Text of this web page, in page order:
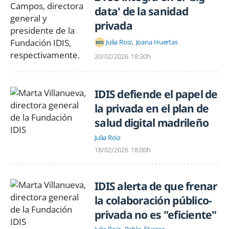
data' de la sanidad
privada
Julia Roiz Joana Huertas
20/02/2026 18:30h
IDIS defiende el papel de
la privada en el plan de
salud digital madrileño
Julia Roiz
18/02/2026 18:00h
IDIS alerta de que frenar
la colaboración público-
privada no es "eficiente"